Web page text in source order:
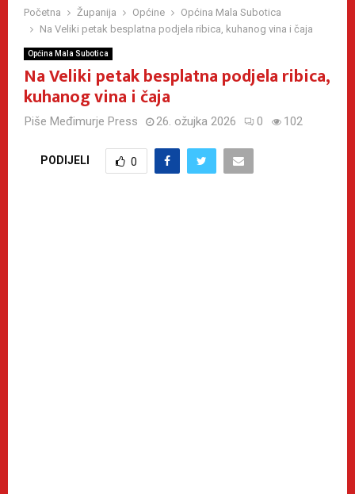
Početna Županija Općine
Općina Mala Subotica
Na Veliki petak besplatna podjela ribica, kuhanog vina i čaja
Općina Mala Subotica
Na Veliki petak besplatna podjela ribica,
kuhanog vina i čaja
Piše Međimurje Press 26. ožujka 2026 0 102
PODIJELI 0